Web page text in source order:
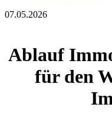
07.05.2026
Ablauf
für den